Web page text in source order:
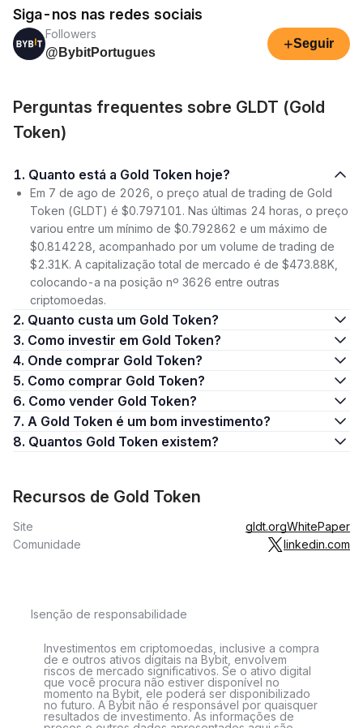
Siga-nos nas redes sociais
Followers
@BybitPortugues
+Seguir
Perguntas frequentes sobre GLDT (Gold
Token)
1. Quanto está a Gold Token hoje?
Em 7 de ago de 2026, o preço atual de trading de Gold
Token (GLDT) é $0.797101. Nas últimas 24 horas, o preço
variou entre um mínimo de $0.792862 e um máximo de
$0.814228, acompanhado por um volume de trading de
$2.31K. A capitalização total de mercado é de $473.88K,
colocando-a na posição nº 3626 entre outras
criptomoedas.
2. Quanto custa um Gold Token?
3. Como investir em Gold Token?
4. Onde comprar Gold Token?
5. Como comprar Gold Token?
6. Como vender Gold Token?
7. A Gold Token é um bom investimento?
8. Quantos Gold Token existem?
Recursos de Gold Token
Site gldt.orgWhitePaper
Comunidade
linkedin.com
Isenção de responsabilidade
Investimentos em criptomoedas, inclusive a compra
de e outros ativos digitais na Bybit, envolvem
riscos de mercado significativos. Se o ativo digital
que você procura não estiver disponível no
momento na Bybit, ele poderá ser disponibilizado
no futuro. A Bybit não é responsável por quaisquer
resultados de investimento. As informações de